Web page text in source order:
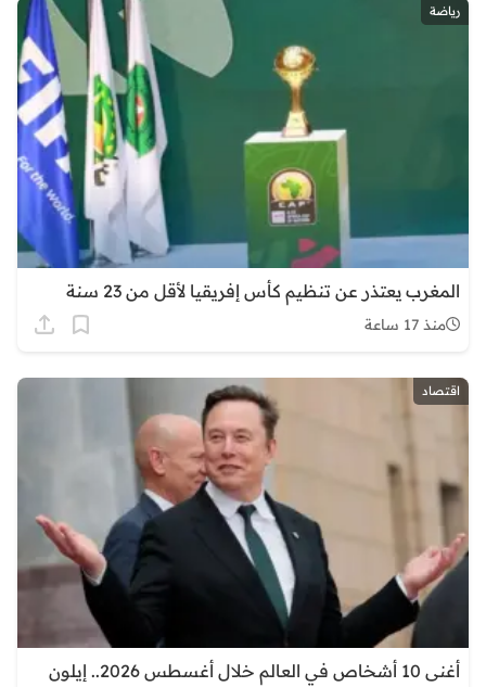
رياضة
المغرب يعتذر عن تنظيم كأس إفريقيا لأقل من 23 سنة
منذ 17 ساعة
اقتصاد
أغنى 10 أشخاص في العالم خلال أغسطس 2026.. إيلون